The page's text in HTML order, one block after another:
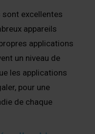
excellentes
appareils
applications
un niveau de
les applications
pour une
de chaque